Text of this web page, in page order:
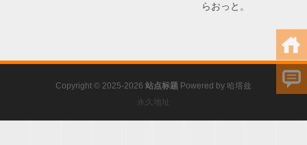
らおっと。
Copyright © 2025-2026 站点标题 Powered by 哈塔兹
永久地址